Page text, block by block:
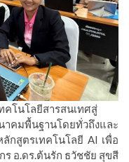
คโนโลยีสารสนเทศสู่
คมพื้นฐานโดยทั่วถึงและ
กสูตรเทคโนโลยี AI เพื่อ
อ.ดร.ต้นรัก ธวัชชัย สุขสี